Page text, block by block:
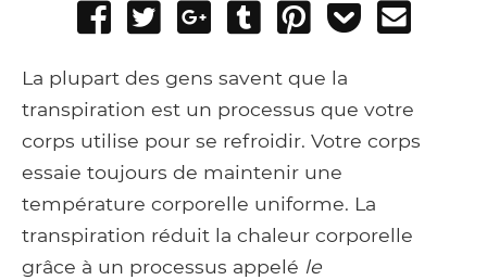
Share
Facebook
Tweet
Share
Google+
Post
Tumblr
Pin
Add
La plupart des gens savent que la
transpiration est un processus que votre
corps utilise pour se refroidir. Votre corps
essaie toujours de maintenir une
température corporelle uniforme. La
transpiration réduit la chaleur corporelle
grâce à un processus appelé le